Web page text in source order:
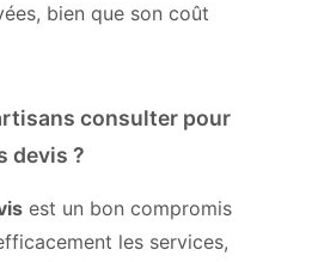
bien que son coût
consulter pour
devis ?
est un bon compromis
les services,